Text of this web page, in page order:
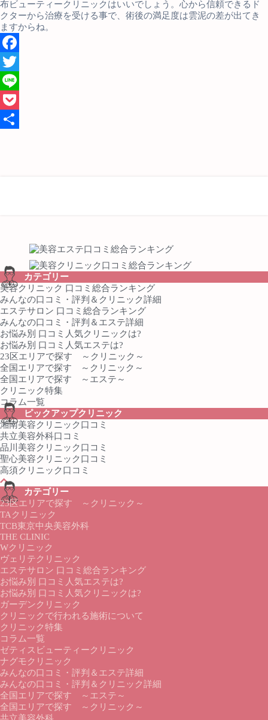
布ビューティークリニックはいいでしょう。心から信頼できるド
クターから治療を受ける事で、術後の満足度は雲泥の差が出てき
ますからね。
カテゴリー
美容クリニック 口コミ総合ランキング
みんなの口コミ・評判＆クリニック詳細
エステサロン 口コミ総合ランキング
みんなの口コミ・評判＆エステ詳細
お悩み別 口コミ人気クリニックは?
お悩み別 口コミ人気エステは?
23区エリアで探す ～クリニック～
全国エリアで探す ～クリニック～
全国エリアで探す ～エステ～
クリニック特集
コラム一覧
ピックアップクリニック
湘南美容クリニック口コミ
共立美容外科口コミ
品川美容クリニック口コミ
聖心美容クリニック口コミ
高須クリニック口コミ
カテゴリー
23区エリアで探す ～クリニック～
TAクリニック
TCB東京中央美容外科
THE CLINIC
Wクリニック
ヴェリテクリニック
エステサロン 口コミ総合ランキング
お悩み別 口コミ人気エステは?
お悩み別 口コミ人気クリニックは?
ガーデンクリニック
クリニックで行われる施術について
クリニック特集
コラム一覧
ゼティスビューティークリニック
ナグモクリニック
みんなの口コミ・評判＆エステ詳細
みんなの口コミ・評判＆クリニック詳細
全国エリアで探す ～エステ～
全国エリアで探す ～クリニック～
共立美容外科